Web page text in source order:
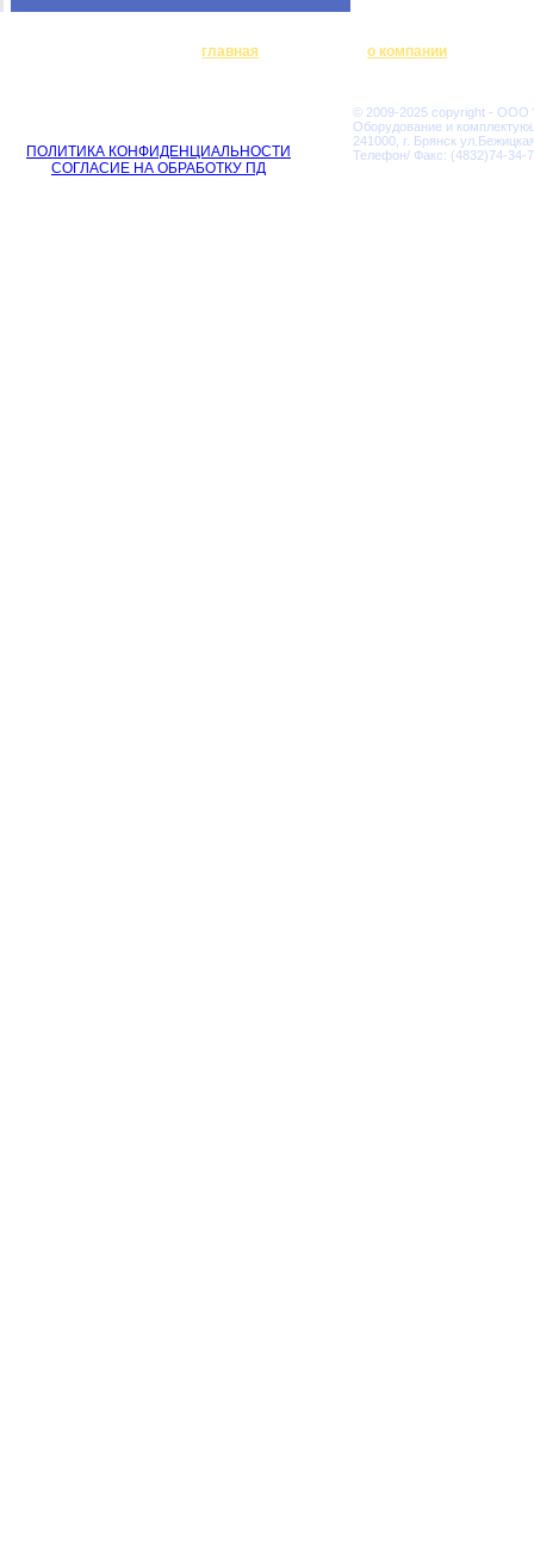
главная о компании
ПОЛИТИКА КОНФИДЕНЦИАЛЬНОСТИ
СОГЛАСИЕ НА ОБРАБОТКУ ПД
© 2009-2025 copyright - ООО
Оборудование и
241000, г. Брянск
Телефон/ Факс: (4832)74-34-